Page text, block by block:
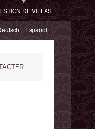
DE VILLAS
Español